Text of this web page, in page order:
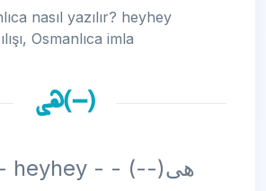
nasıl yazılır? heyhey
Osmanlıca imla
هی‌(--)
- heyhey - هی‌(--) -